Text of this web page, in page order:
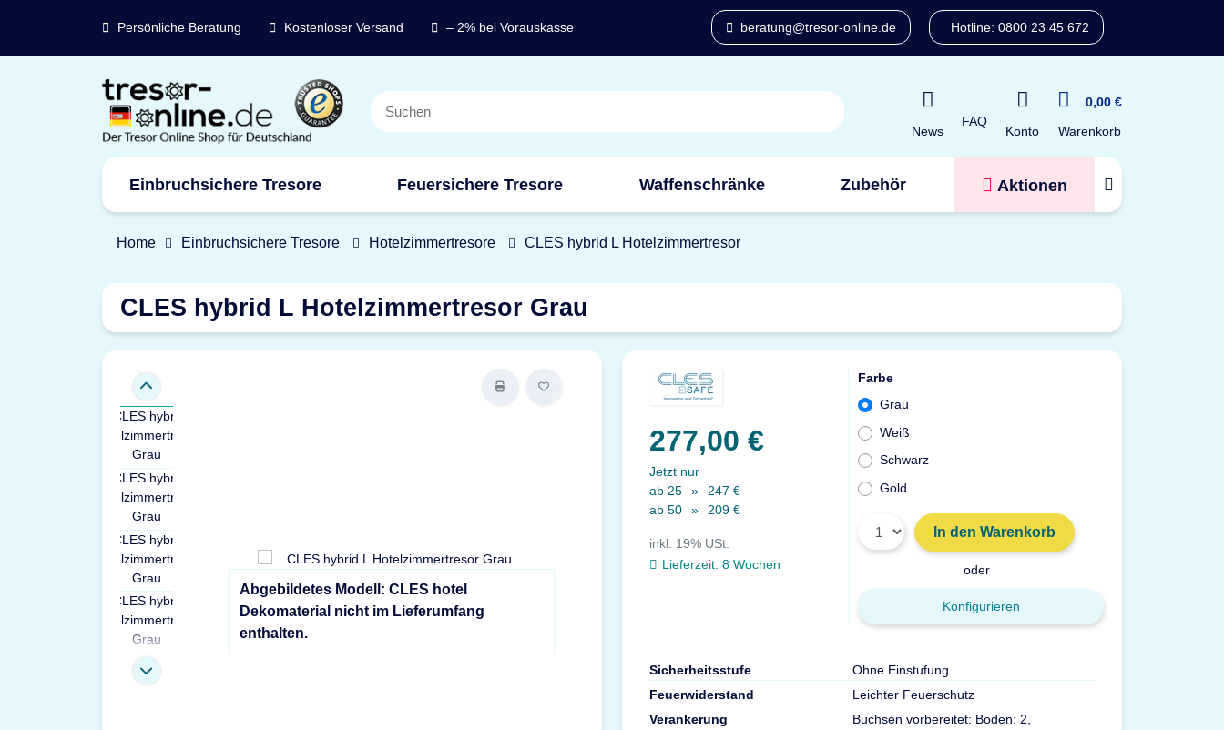
Persönliche Beratung Kostenloser Versand – 2% bei Vorauskasse beratung@tresor-online.de Hotline: 0800 23 45 672
News
FAQ
Konto
0,00 €
Warenkorb
Einbruchsichere Tresore Feuersichere Tresore Waffenschränke Zubehör Aktionen
Marken
Home Einbruchsichere Tresore Hotelzimmertresore CLES hybrid L Hotelzimmertresor
CLES hybrid L Hotelzimmertresor Grau
Abgebildetes Modell: CLES hotel
Dekomaterial nicht im Lieferumfang
enthalten.
277,00 €
Jetzt nur
ab 25
»
247 €
ab 50
» 209 €
inkl. 19% USt.
Lieferzeit: 8 Wochen
Farbe
Grau
Weiß
Schwarz
Gold
In den Warenkorb
oder
Konfigurieren
Sicherheitsstufe
Ohne Einstufung
Feuerwiderstand
Leichter Feuerschutz
Verankerung
Buchsen vorbereitet: Boden: 2,